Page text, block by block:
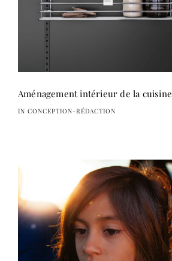
Aménagement intérieur de la cuisine
IN CONCEPTION-RÉDACTION